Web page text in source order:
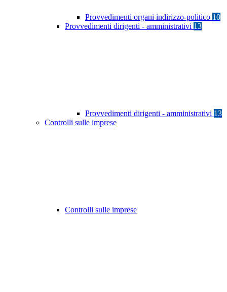
Provvedimenti organi indirizzo-politico 10
Provvedimenti dirigenti - amministrativi 13
Provvedimenti dirigenti - amministrativi 13
Controlli sulle imprese
Controlli sulle imprese